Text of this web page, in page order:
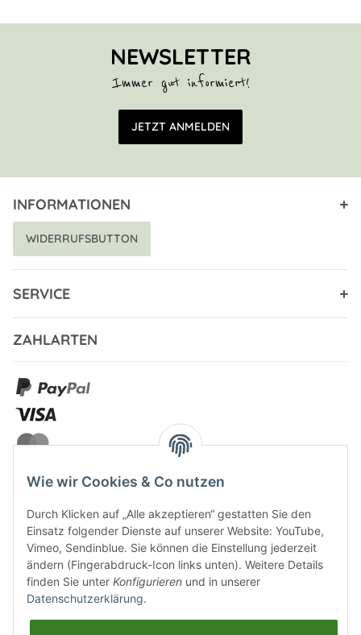
NEWSLETTER
Immer gut informiert!
E-Mail Adresse
JETZT ANMELDEN
INFORMATIONEN
WIDERRUFSBUTTON
SERVICE
ZAHLARTEN
VERSANDARTEN
Wie wir Cookies & Co nutzen
Durch Klicken auf „Alle akzeptieren“ gestatten Sie den
Einsatz folgender Dienste auf unserer Website: YouTube,
Vimeo, Sendinblue. Sie können die Einstellung jederzeit
ändern (Fingerabdruck-Icon links unten). Weitere Details
finden Sie unter Konfigurieren und in unserer
Datenschutzerklärung.